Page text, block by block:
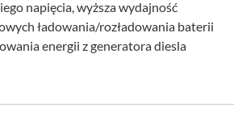
napięcia, wyższa wydajność
ładowania/rozładowania baterii
energii z generatora diesla